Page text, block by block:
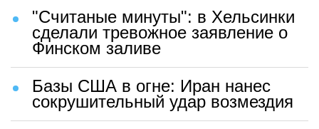
"Считаные минуты": в Хельсинки
сделали тревожное заявление о
Финском заливе
Базы США в огне: Иран нанес
сокрушительный удар возмездия